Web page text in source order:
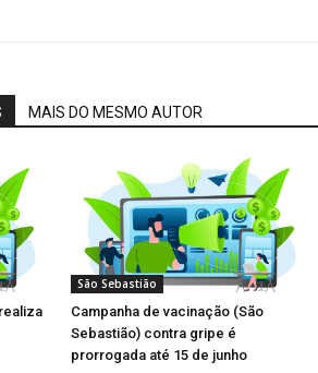
MAIS DO MESMO AUTOR
São Sebastião
Campanha de vacinação (São
Sebastião) contra gripe é
prorrogada até 15 de junho